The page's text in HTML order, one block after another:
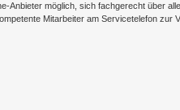
Anbieter möglich, sich fachgerecht über
Mitarbeiter am Servicetelefon zur